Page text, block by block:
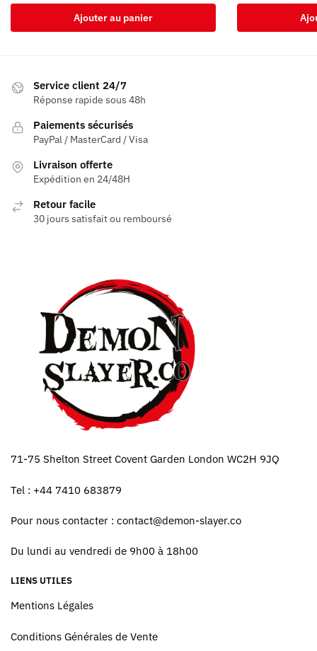
Ajouter au panier
Service client 24/7
Réponse rapide sous 48h
Paiements sécurisés
PayPal / MasterCard / Visa
Livraison offerte
Expédition en 24/48H
Retour facile
30 jours satisfait ou remboursé
71-75 Shelton Street Covent Garden London WC2H 9JQ
Tel : +44 7410 683879
Pour nous contacter : contact@demon-slayer.co
Du lundi au vendredi de 9h00 à 18h00
LIENS UTILES
Mentions Légales
Conditions Générales de Vente